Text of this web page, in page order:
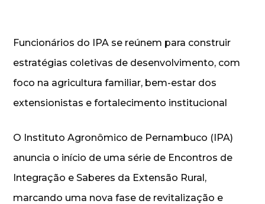
Funcionários do IPA se reúnem para construir
estratégias coletivas de desenvolvimento, com
foco na agricultura familiar, bem-estar dos
extensionistas e fortalecimento institucional
O Instituto Agronômico de Pernambuco (IPA)
anuncia o início de uma série de Encontros de
Integração e Saberes da Extensão Rural,
marcando uma nova fase de revitalização e